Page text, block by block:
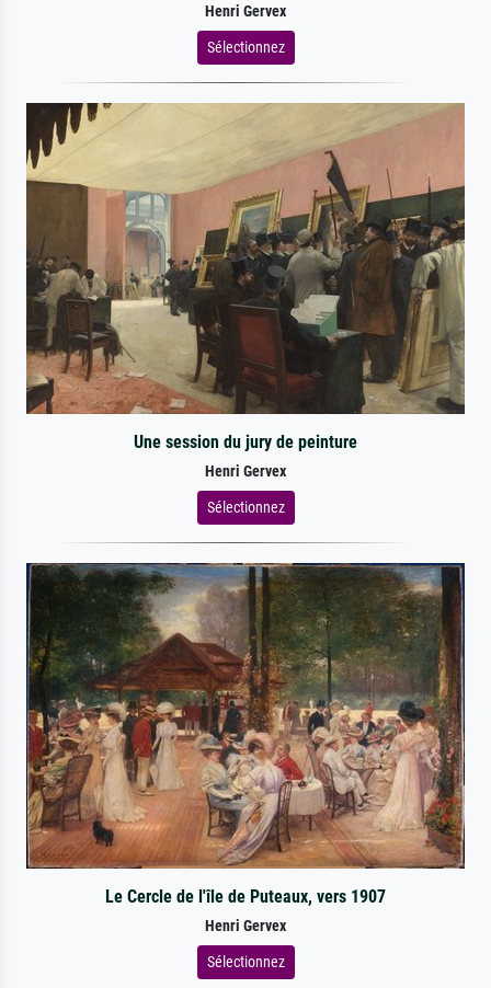
Henri Gervex
Sélectionnez
Une session du jury de peinture
Henri Gervex
Sélectionnez
Le Cercle de l'île de Puteaux, vers 1907
Henri Gervex
Sélectionnez